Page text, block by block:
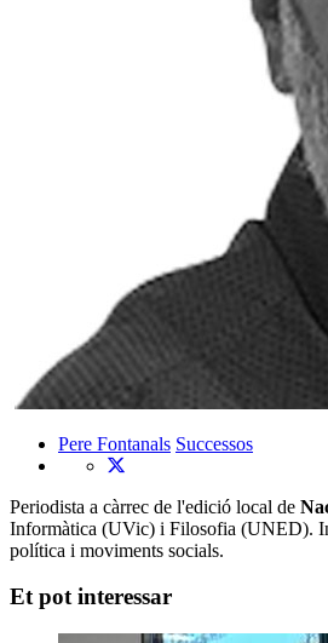
Pere Fontanals Successos
Periodista a càrrec de l'edició local de
Informàtica (UVic) i Filosofia (UNED).
política i moviments socials.
Et pot interessar